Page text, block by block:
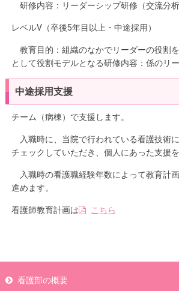
研修内容：リーダーシップ研修（交流分
レベルⅤ（卒後5年目以上・中途採用）
教育目的：組織のなかでリーダーの役割
として役割モデルとなる研修内容：係のリ
中途採用支援
チーム（病棟）で支援します。
入職時に、当院で行われている看護技術
チェックしていただき、個人にあった支援を
入職時の看護職経験年数によって教育計
進めます。
看護師教育計画は こちら
看護部の概要